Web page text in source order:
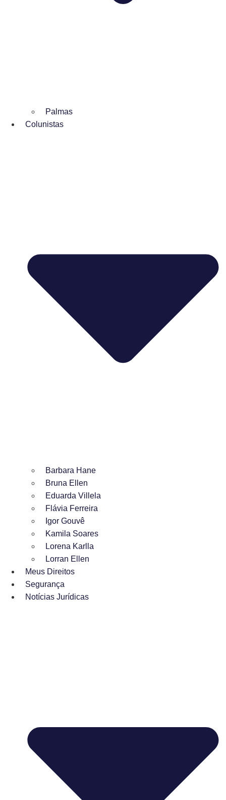
Palmas
Colunistas
Barbara Hane
Bruna Ellen
Eduarda Villela
Flávia Ferreira
Igor Gouvê
Kamila Soares
Lorena Karlla
Lorran Ellen
Meus Direitos
Segurança
Notícias Jurídicas